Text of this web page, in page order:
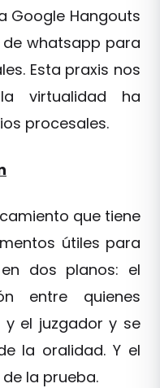
Google Hangouts
whatsapp para
Esta praxis nos
virtualidad ha
procesales.
que tiene
útiles para
dos planos: el
entre quienes
el juzgador y se
la oralidad. Y el
la prueba.